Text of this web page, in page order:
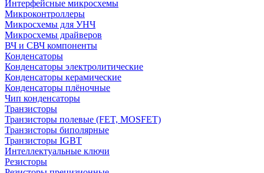
Интерфейсные микросхемы
Микроконтроллеры
Микросхемы для УНЧ
Микросхемы драйверов
ВЧ и СВЧ компоненты
Конденсаторы
Конденсаторы электролитические
Конденсаторы керамические
Конденсаторы плёночные
Чип конденсаторы
Транзисторы
Транзисторы полевые (FET, MOSFET)
Транзисторы биполярные
Транзисторы IGBT
Интеллектуальные ключи
Резисторы